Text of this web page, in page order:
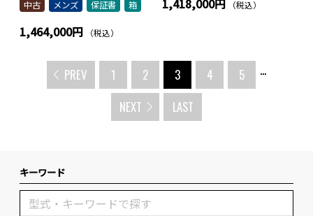
中古 メンズ 保証書 箱
1,464,000円 （税込）
1,418,000円 （税込）
PREV 1 2 3 4 5 ...
NEXT LAST
キーワード